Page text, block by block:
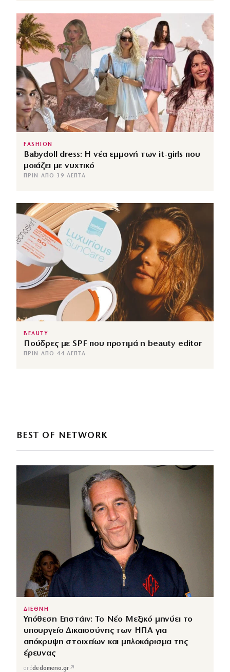
FASHION
Babydoll dress: Η νέα εμμονή των it-girls που
μοιάζει με νυχτικό
ΠΡΙΝ ΑΠΌ 39 ΛΕΠΤΆ
BEAUTY
Πούδρες με SPF που προτιμά η beauty editor
ΠΡΙΝ ΑΠΌ 44 ΛΕΠΤΆ
BEST OF NETWORK
ΔΙΕΘΝΗ
Υπόθεση Επστάιν: Το Νέο Μεξικό μηνύει το
υπουργείο Δικαιοσύνης των ΗΠΑ για
απόκρυψη στοιχείων και μπλοκάρισμα της
έρευνας
απόdedomeno.gr ↗